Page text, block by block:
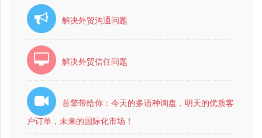
解决外贸沟通问题
解决外贸信任问题
首擎带给你：今天的多语种询盘，明天的优质客
户订单，未来的国际化市场！